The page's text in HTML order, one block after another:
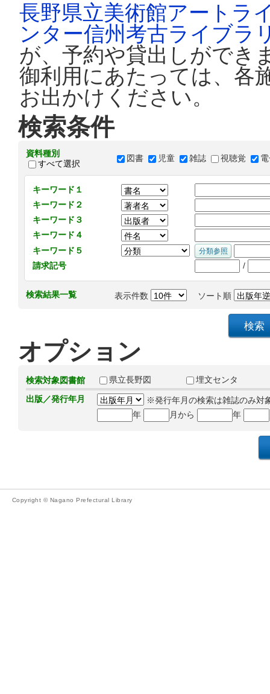
長野県立美術館アートラ
ンター信州考古ライブラ
が、予約や貸出しができ
御利用にあたっては、各
お出かけください。
検索条件
資料種別
すべて選択
図書 児童 雑誌 視聴覚
キーワード１
キーワード２
キーワード３
キーワード４
キーワード５
請求記号
/
検索結果一覧 表示件数 ソート順
オプション
検索対象図書館 県立長野図
埋文センタ
出版／発行年月
※発行年月の検索は雑誌のみ対
年
月から 年
Copyright © Nagano Prefectural Library